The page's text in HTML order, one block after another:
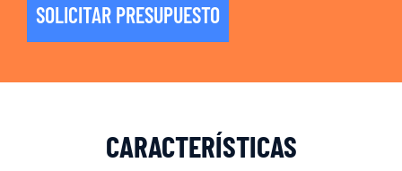
SOLICITAR PRESUPUESTO
CARACTERÍSTICAS